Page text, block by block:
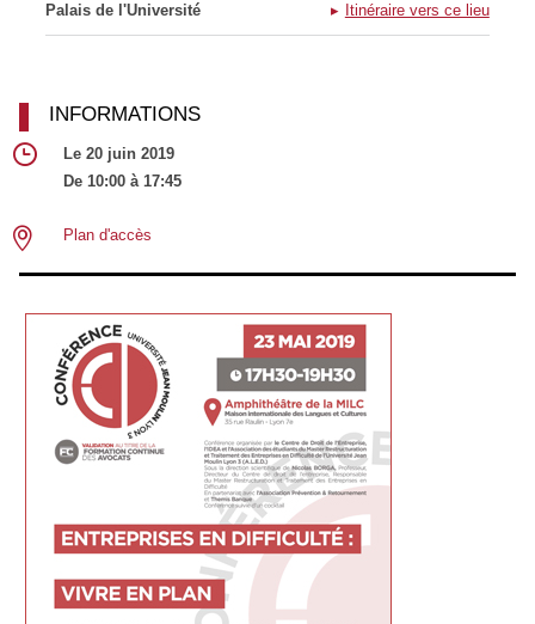
Itinéraire vers ce lieu
Palais de l'Université
INFORMATIONS
Le 20 juin 2019
De 10:00 à 17:45
Plan d'accès